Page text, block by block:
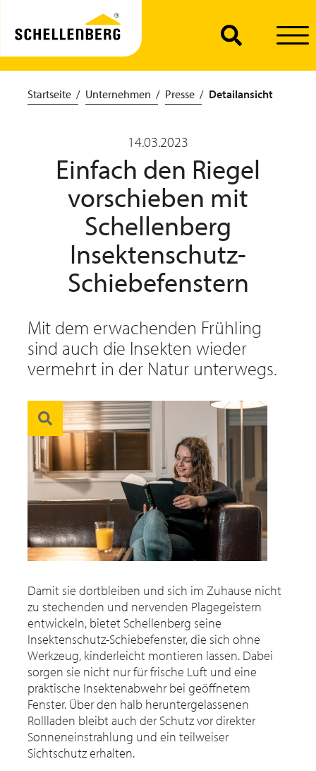
Startseite Unternehmen Presse Detailansicht
14.03.2023
Einfach den Riegel
vorschieben mit
Schellenberg
Insektenschutz-
Schiebefenstern
Mit dem erwachenden Frühling
sind auch die Insekten wieder
vermehrt in der Natur unterwegs.
Damit sie dortbleiben und sich im Zuhause nicht
zu stechenden und nervenden Plagegeistern
entwickeln, bietet Schellenberg seine
Insektenschutz-Schiebefenster, die sich ohne
Werkzeug, kinderleicht montieren lassen. Dabei
sorgen sie nicht nur für frische Luft und eine
praktische Insektenabwehr bei geöffnetem
Fenster. Über den halb heruntergelassenen
Rollladen bleibt auch der Schutz vor direkter
Sonneneinstrahlung und ein teilweiser
Sichtschutz erhalten.